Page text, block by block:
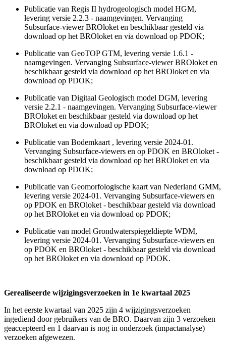
Publicatie van Regis II hydrogeologisch model HGM,
levering versie 2.2.3 - naamgevingen. Vervanging
Subsurface-viewer BROloket en beschikbaar gesteld via
download op het BROloket en via download op PDOK;
Publicatie van GeoTOP GTM, levering versie 1.6.1 -
naamgevingen. Vervanging Subsurface-viewer BROloket en
beschikbaar gesteld via download op het BROloket en via
download op PDOK;
Publicatie van Digitaal Geologisch model DGM, levering
versie 2.2.1 - naamgevingen. Vervanging Subsurface-viewer
BROloket en beschikbaar gesteld via download op het
BROloket en via download op PDOK;
Publicatie van Bodemkaart , levering versie 2024-01.
Vervanging Subsurface-viewers en op PDOK en BROloket -
beschikbaar gesteld via download op het BROloket en via
download op PDOK;
Publicatie van Geomorfologische kaart van Nederland GMM,
levering versie 2024-01. Vervanging Subsurface-viewers en
op PDOK en BROloket - beschikbaar gesteld via download
op het BROloket en via download op PDOK;
Publicatie van model Grondwaterspiegeldiepte WDM,
levering versie 2024-01. Vervanging Subsurface-viewers en
op PDOK en BROloket - beschikbaar gesteld via download
op het BROloket en via download op PDOK.
Gerealiseerde wijzigingsverzoeken in 1e kwartaal 2025
In het eerste kwartaal van 2025 zijn 4 wijzigingsverzoeken
ingediend door gebruikers van de BRO. Daarvan zijn 3 verzoeken
geaccepteerd en 1 daarvan is nog in onderzoek (impactanalyse)
verzoeken afgewezen.